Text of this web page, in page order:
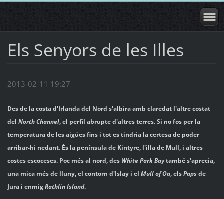
Els Senyors de les Illes
2013-02-11 19:27
Des de la costa d'Irlanda del Nord s'albira amb claredat l'altre costat
del North Channel, el perfil abrupte d'altres terres. Si no fos per la
temperatura de les aigües fins i tot es tindria la certesa de poder
arribar-hi nedant. És la península de Kintyre, l'illa de Mull, i altres
costes escoceses. Poc més al nord, des White Park Baytambé s'aprecia,
una mica més de lluny, el contorn d'Islay i el Mull of Oa, elsPapsde
Jura i enmigRathlin Island.